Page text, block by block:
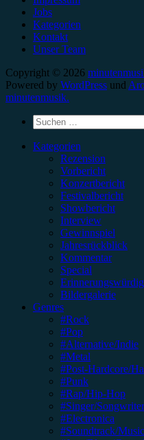
Jobs
Kategorien
Kontakt
Unser Team
Copyright © 2026
Powered by WordPress und
minutenmusik.
Suchen
nach:
Kategorien
Rezension
Vorbericht
Konzertbericht
Festivalbericht
Showbericht
Interview
Gewinnspiel
Jahresrückblick
Kommentar
Special
Erinnerungswürdig
Bildergalerie
Genres
#Rock
#Pop
#Alternative/Indie
#Metal
#Post-Hardcore/
#Punk
#Rap/Hip-Hop
#Singer/Songwriter
#Electronica
#Soundtrack/